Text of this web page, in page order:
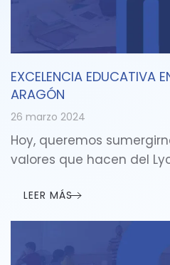
EXCELENCIA EDUCATIVA
ARAGÓN
26 marzo 2024
Hoy, queremos
valores que hacen del
LEER MÁS